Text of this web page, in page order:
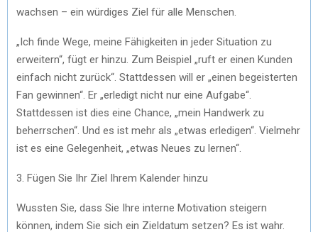
wachsen – ein würdiges Ziel für alle Menschen.
„Ich finde Wege, meine Fähigkeiten in jeder Situation zu
erweitern“, fügt er hinzu. Zum Beispiel „ruft er einen Kunden
einfach nicht zurück“. Stattdessen will er „einen begeisterten
Fan gewinnen“. Er „erledigt nicht nur eine Aufgabe“.
Stattdessen ist dies eine Chance, „mein Handwerk zu
beherrschen“. Und es ist mehr als „etwas erledigen“. Vielmehr
ist es eine Gelegenheit, „etwas Neues zu lernen“.
3. Fügen Sie Ihr Ziel Ihrem Kalender hinzu
Wussten Sie, dass Sie Ihre interne Motivation steigern
können, indem Sie sich ein Zieldatum setzen? Es ist wahr.